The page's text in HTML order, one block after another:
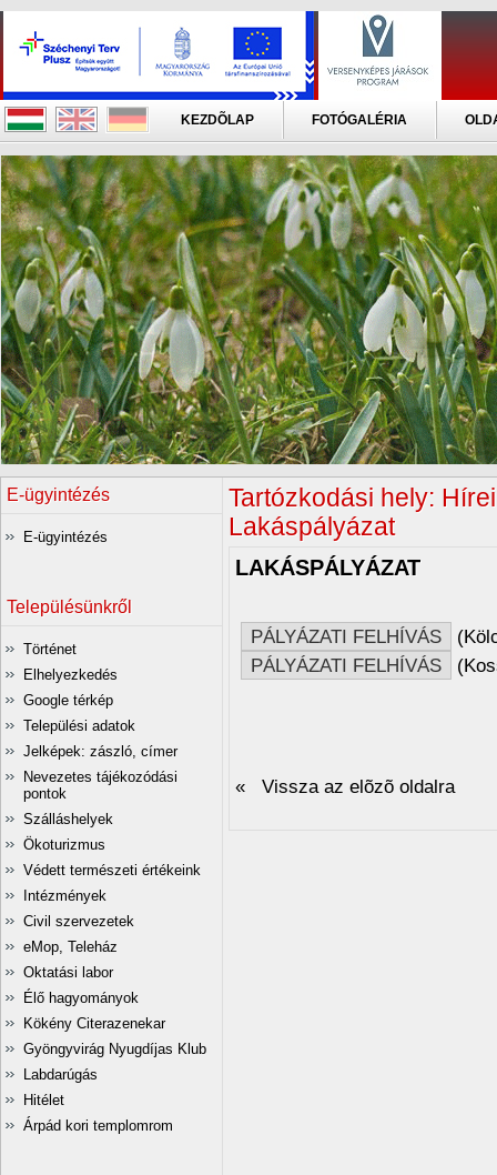
KEZDÕLAP FOTÓGALÉRIA
E-ügyintézés
E-ügyintézés
Településünkről
Történet
Elhelyezkedés
Google térkép
Települési adatok
Jelképek: zászló, címer
Nevezetes tájékozódási
pontok
Szálláshelyek
Ökoturizmus
Védett természeti értékeink
Intézmények
Civil szervezetek
eMop, Teleház
Oktatási labor
Élő hagyományok
Kökény Citerazenekar
Gyöngyvirág Nyugdíjas Klub
Labdarúgás
Hitélet
Árpád kori templomrom
Tartózkodási hely:
Lakáspályázat
LAKÁSPÁLYÁZAT
PÁLYÁZATI FELHÍVÁS
PÁLYÁZATI FELHÍVÁS
« Vissza az elõzõ oldalra